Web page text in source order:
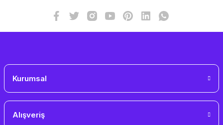
Kurumsal
Alışveriş